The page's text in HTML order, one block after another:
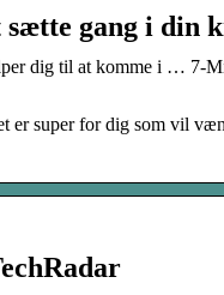
gang i din
dig til at komme i … 7-
er super for dig som vil